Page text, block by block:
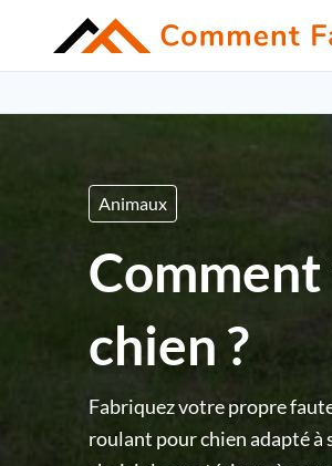
Animaux
chien ?
Fabriquez votre propre
roulant pour chien adapté à